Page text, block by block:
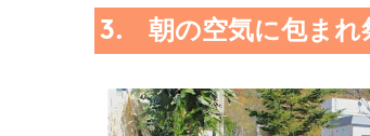
3. 朝の空気に包まれ